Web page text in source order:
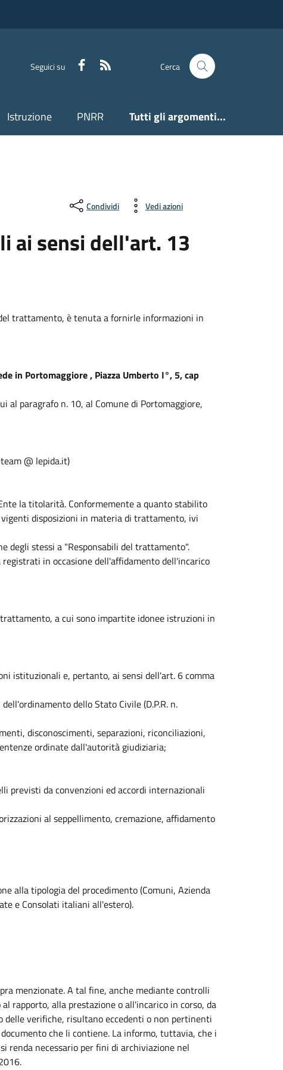
Seguici su Facebook Cerca
Istruzione PNRR Tutti gli argomenti...
Condividi Vedi azioni
ai sensi dell'art. 13
trattamento, è tenuta a fornirle informazioni in
in Portomaggiore , Piazza Umberto I°, 5, cap
paragrafo n. 10, al Comune di Portomaggiore,
@ lepida.it)
la titolarità. Conformemente a quanto stabilito
disposizioni in materia di trattamento, ivi
degli stessi a "Responsabili del trattamento".
in occasione dell'affidamento dell'incarico
a cui sono impartite idonee istruzioni in
istituzionali e, pertanto, ai sensi dell'art. 6 comma
dello Stato Civile (D.P.R. n.
disconoscimenti, separazioni, riconciliazioni,
ordinate dall'autorità giudiziaria;
previsti da convenzioni ed accordi internazionali
al seppellimento, cremazione, affidamento
alla tipologia del procedimento (Comuni, Azienda
e Consolati italiani all'estero).
menzionate. A tal fine, anche mediante controlli
rapporto, alla prestazione o all'incarico in corso, da
delle verifiche, risultano eccedenti o non pertinenti
che li contiene. La informo, tuttavia, che i
renda necessario per fini di archiviazione nel